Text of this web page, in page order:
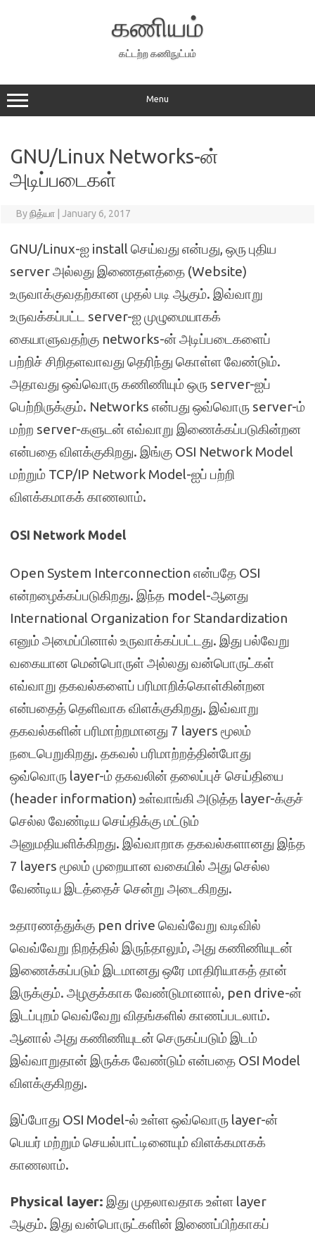
கணியம்
கட்டற்ற கணிநுட்பம்
Menu
GNU/Linux Networks-ன்
அடிப்படைகள்
Byநித்யா January 6, 2017
GNU/Linux-ஐ install செய்வது என்பது, ஒரு புதிய
server அல்லது இணைதளத்தை (Website)
உருவாக்குவதற்கான முதல் படி ஆகும். இவ்வாறு
உருவக்கப்பட்ட server-ஐ முழுமையாகக்
கையாளுவதற்கு networks-ன் அடிப்படைகளைப்
பற்றிச் சிறிதளவாவது தெரிந்து கொள்ள வேண்டும்.
அதாவது ஒவ்வொரு கணிணியும் ஒரு server-ஐப்
பெற்றிருக்கும். Networks என்பது ஒவ்வொரு server-ம்
மற்ற server-களுடன் எவ்வாறு இணைக்கப்படுகின்றன
என்பதை விளக்குகிறது. இங்கு OSI Network Model
மற்றும் TCP/IP Network Model-ஐப் பற்றி
விளக்கமாகக் காணலாம்.
OSI Network Model
Open System Interconnection என்பதே OSI
என்றழைக்கப்படுகிறது. இந்த model-ஆனது
International Organization for Standardization
எனும் அமைப்பினால் உருவாக்கப்பட்டது. இது பல்வேறு
வகையான மென்பொருள் அல்லது வன்பொருட்கள்
எவ்வாறு தகவல்களைப் பரிமாறிக்கொள்கின்றன
என்பதைத் தெளிவாக விளக்குகிறது. இவ்வாறு
தகவல்களின் பரிமாற்றமானது 7 layers மூலம்
நடைபெறுகிறது. தகவல் பரிமாற்றத்தின்போது
ஒவ்வொரு layer-ம் தகவலின் தலைப்புச் செய்தியை
(header information) உள்வாங்கி அடுத்த layer-க்குச்
செல்ல வேண்டிய செய்திக்கு மட்டும்
அனுமதியளிக்கிறது. இவ்வாறாக தகவல்களானது இந்த
7 layers மூலம் முறையான வகையில் அது செல்ல
வேண்டிய இடத்தைச் சென்று அடைகிறது.
உதாரணத்துக்கு pen drive வெவ்வேறு வடிவில்
வெவ்வேறு நிறத்தில் இருந்தாலும், அது கணிணியுடன்
இணைக்கப்படும் இடமானது ஒரே மாதிரியாகத் தான்
இருக்கும். அழகுக்காக வேண்டுமானால், pen drive-ன்
இடப்புறம் வெவ்வேறு விதங்களில் காணப்படலாம்.
ஆனால் அது கணிணியுடன் செருகப்படும் இடம்
இவ்வாறுதான் இருக்க வேண்டும் என்பதை OSI Model
விளக்குகிறது.
இப்போது OSI Model-ல் உள்ள ஒவ்வொரு layer-ன்
பெயர் மற்றும் செயல்பாட்டினையும் விளக்கமாகக்
காணலாம்.
Physical layer: இது முதலாவதாக உள்ள layer
ஆகும். இது வன்பொருட்களின் இணைப்பிற்காகப்